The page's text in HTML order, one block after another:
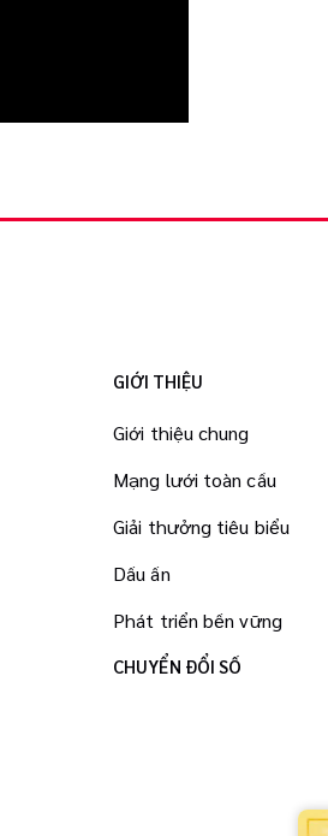
GIỚI THIỆU
Giới thiệu chung
Mạng lưới toàn cầu
Giải thưởng tiêu biểu
Dấu ấn
Phát triển bền vững
CHUYỂN ĐỔI SỐ